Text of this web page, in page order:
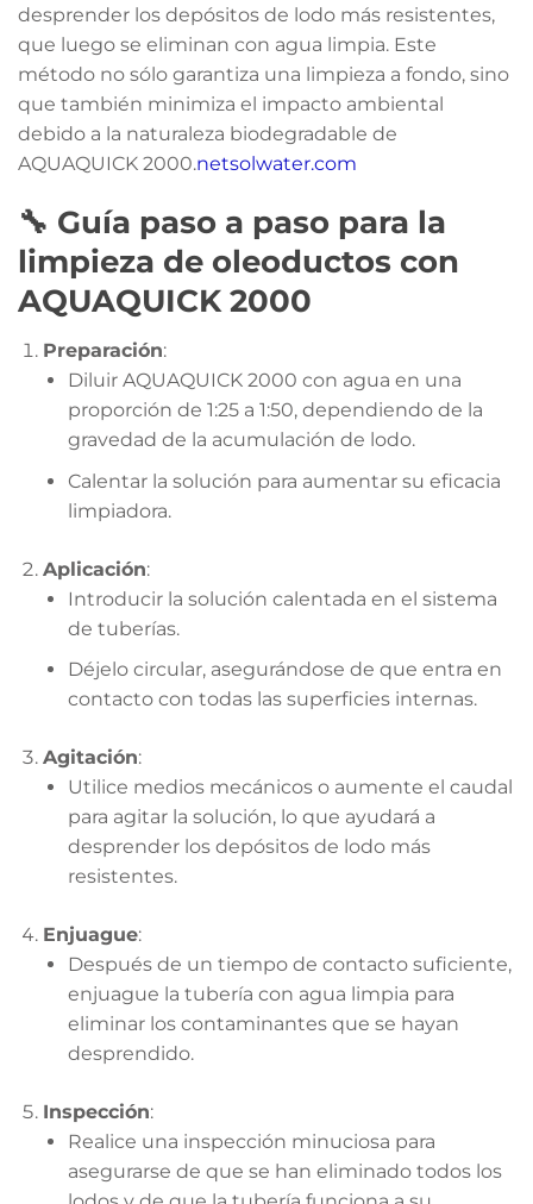
desprender los depósitos de lodo más resistentes,
que luego se eliminan con agua limpia. Este
método no sólo garantiza una limpieza a fondo, sino
que también minimiza el impacto ambiental
debido a la naturaleza biodegradable de
AQUAQUICK 2000.netsolwater.com
🔧 Guía paso a paso para la
limpieza de oleoductos con
AQUAQUICK 2000
Preparación:
Diluir AQUAQUICK 2000 con agua en una
proporción de 1:25 a 1:50, dependiendo de la
gravedad de la acumulación de lodo.
Calentar la solución para aumentar su eficacia
limpiadora.
Aplicación:
Introducir la solución calentada en el sistema
de tuberías.
Déjelo circular, asegurándose de que entra en
contacto con todas las superficies internas.
Agitación:
Utilice medios mecánicos o aumente el caudal
para agitar la solución, lo que ayudará a
desprender los depósitos de lodo más
resistentes.
Enjuague:
Después de un tiempo de contacto suficiente,
enjuague la tubería con agua limpia para
eliminar los contaminantes que se hayan
desprendido.
Inspección:
Realice una inspección minuciosa para
asegurarse de que se han eliminado todos los